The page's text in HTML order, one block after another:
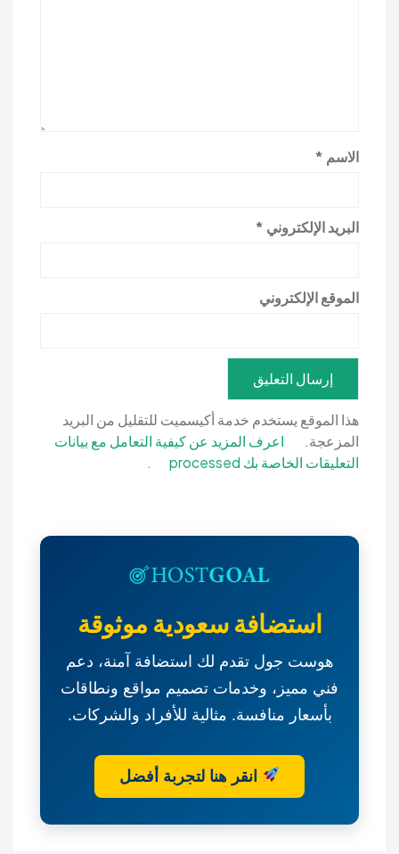
الاسم *
البريد الإلكتروني *
الموقع الإلكتروني
هذا الموقع يستخدم خدمة أكيسميت للتقليل من البريد
المزعجة.
اعرف المزيد عن كيفية التعامل مع بيانات
التعليقات الخاصة بك processed
.
استضافة سعودية موثوقة
هوست جول تقدم لك استضافة آمنة، دعم
فني مميز، وخدمات تصميم مواقع ونطاقات
بأسعار منافسة. مثالية للأفراد والشركات.
انقر هنا لتجربة أفضل